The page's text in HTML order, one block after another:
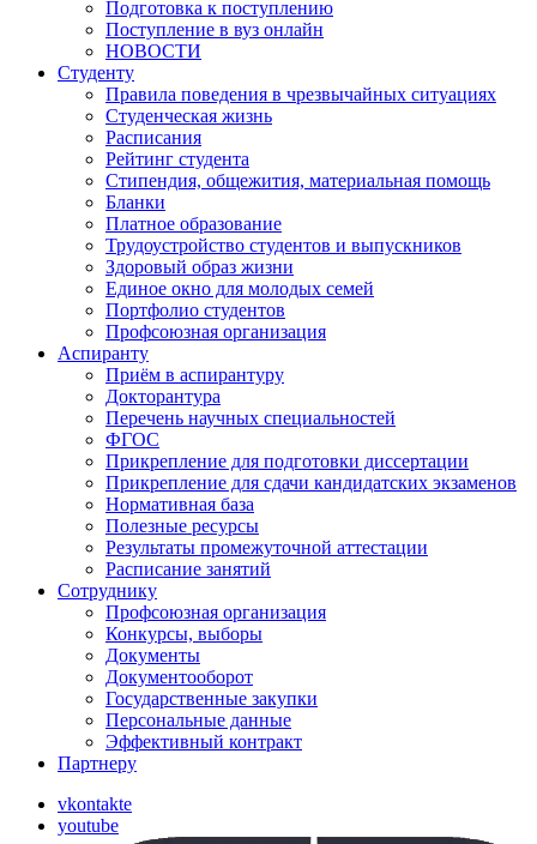
Подготовка к поступлению
Поступление в вуз онлайн
НОВОСТИ
Студенту
Правила поведения в чрезвычайных ситуациях
Студенческая жизнь
Расписания
Рейтинг студента
Стипендия, общежития, материальная помощь
Бланки
Платное образование
Трудоустройство студентов и выпускников
Здоровый образ жизни
Единое окно для молодых семей
Портфолио студентов
Профсоюзная организация
Аспиранту
Приём в аспирантуру
Докторантура
Перечень научных специальностей
ФГОС
Прикрепление для подготовки диссертации
Прикрепление для сдачи кандидатских экзаменов
Нормативная база
Полезные ресурсы
Результаты промежуточной аттестации
Расписание занятий
Сотруднику
Профсоюзная организация
Конкурсы, выборы
Документы
Документооборот
Государственные закупки
Персональные данные
Эффективный контракт
Партнеру
vkontakte
youtube